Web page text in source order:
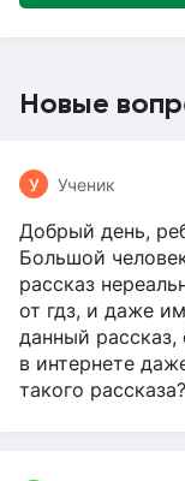
Новые
У Ученик
Добрый день,
Большой
рассказ
от гдз, и даже
данный рассказ,
в интернете
такого рассказа?